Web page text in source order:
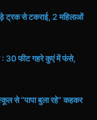
ट्रक से टकराई, 2 महिलाओं
: 30 फीट गहरे कुएं में फंसे,
से “पापा बुला रहे” कहकर